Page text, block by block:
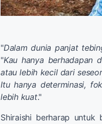
"Dalam dunia panjat
"Kau hanya berhadapan
atau lebih kecil dari
Itu hanya determinasi,
lebih kuat."
Shiraishi berharap untuk